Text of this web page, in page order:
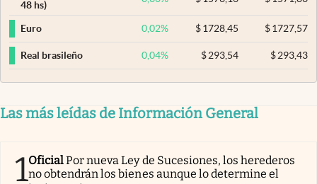
48 hs)
Euro 0,02% $ 1728,45 $1727,57
Real brasileño 0,04% $ 293,54 $293,43
Las más leídas de Información General
1OficialPor nueva Ley de Sucesiones, los herederos
no obtendrán los bienes aunque lo determine el